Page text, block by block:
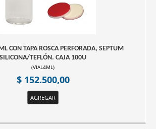
CON TAPA ROSCA PERFORADA, SEPTUM
SILICONA/TEFLÓN. CAJA 100U
(VIAL4ML)
$ 152.500,00
AGREGAR